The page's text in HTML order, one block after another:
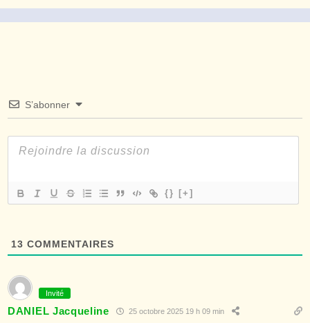
S’abonner
{} [+]
13 COMMENTAIRES
Invité
DANIEL Jacqueline 25 octobre 2025 19 h 09 min